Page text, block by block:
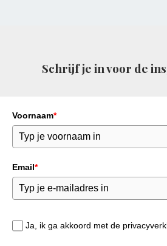
Schrijf je in voor de
Voornaam*
Email*
Ja, ik ga akkoord met de